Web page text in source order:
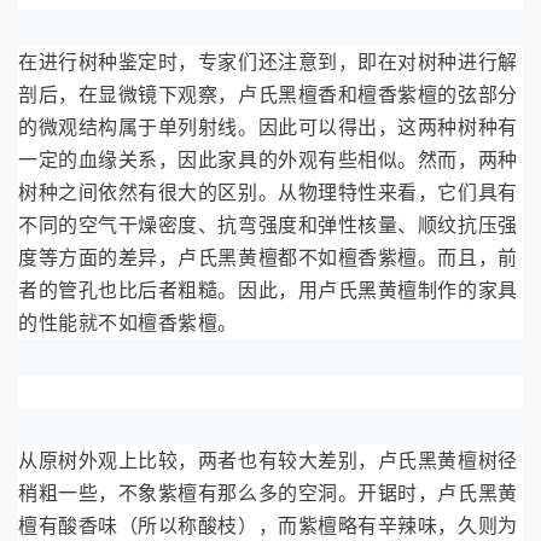
在进行树种鉴定时，专家们还注意到，即在对树种进行解
剖后，在显微镜下观察，卢氏黑檀香和檀香紫檀的弦部分
的微观结构属于单列射线。因此可以得出，这两种树种有
一定的血缘关系，因此家具的外观有些相似。然而，两种
树种之间依然有很大的区别。从物理特性来看，它们具有
不同的空气干燥密度、抗弯强度和弹性核量、顺纹抗压强
度等方面的差异，卢氏黑黄檀都不如檀香紫檀。而且，前
者的管孔也比后者粗糙。因此，用卢氏黑黄檀制作的家具
的性能就不如檀香紫檀。
从原树外观上比较，两者也有较大差别，卢氏黑黄檀树径
稍粗一些，不象紫檀有那么多的空洞。开锯时，卢氏黑黄
檀有酸香味（所以称酸枝），而紫檀略有辛辣味，久则为